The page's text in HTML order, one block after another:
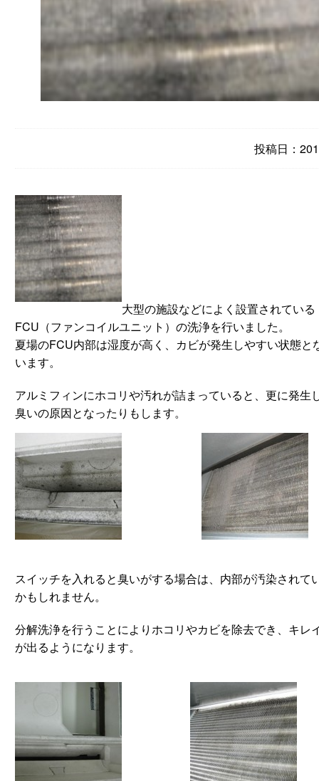
投稿日：
大型の施設などによく設置されている
FCU（ファンコイルユニット）の洗浄を行いました。
夏場のFCU内部は湿度が高く、カビが発生しやすい状態と
います。
アルミフィンにホコリや汚れが詰まっていると、更に発生
臭いの原因となったりもします。
スイッチを入れると臭いがする場合は、内部が汚染されて
かもしれません。
分解洗浄を行うことによりホコリやカビを除去でき、キレ
が出るようになります。